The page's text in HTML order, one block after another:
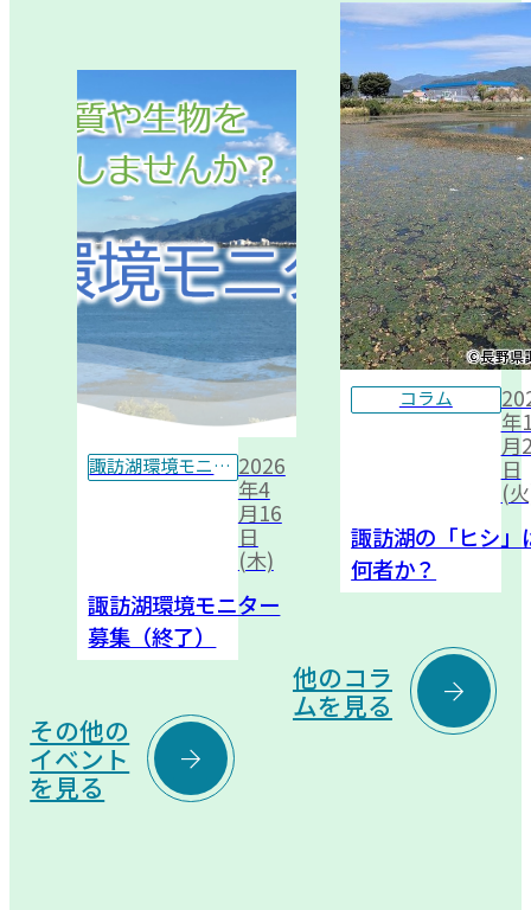
諏訪湖環境モニター 2026
年4
月16
日
(木)
諏訪湖環境モニター
募集（終了）
その他の
イベント
を見る

コラム
年
月
日
(
諏訪湖の「ヒシ」
何者か？
他のコラ
ムを見る
